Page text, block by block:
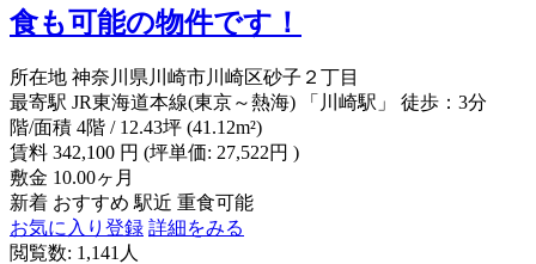
食も可能の物件です！
所在地 神奈川県川崎市川崎区砂子２丁目
最寄駅 JR東海道本線(東京～熱海) 「川崎駅」 徒歩：3分
階/面積 4階 / 12.43坪 (41.12m²)
賃料 342,100 円 (坪単価: 27,522円 )
敷金 10.00ヶ月
新着 おすすめ 駅近 重食可能
お気に入り登録 詳細をみる
閲覧数: 1,141人